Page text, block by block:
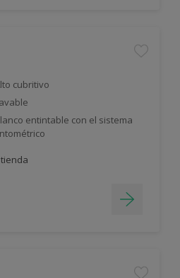
cubritivo
entintable con el sistema